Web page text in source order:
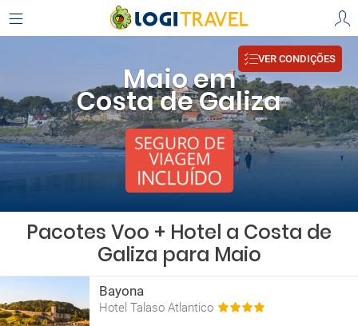
Maio em
Costa de Galiza
VER CONDIÇÕES
Pacotes Voo + Hotel a Costa de
Galiza para Maio
Bayona
Hotel Talaso Atlantico